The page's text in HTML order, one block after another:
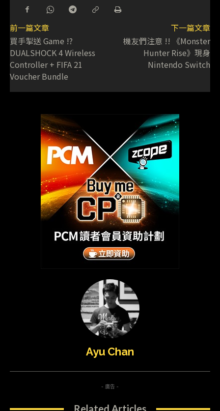
前一篇文章
買手掣送 Game !?
DUALSHOCK 4 Wireless
Controller + FIFA 21
Voucher Bundle
下一篇文章
機友們注意 !! 《Monster
Hunter Rise》現身
Nintendo Switch
Ayu Chan
- 廣告 -